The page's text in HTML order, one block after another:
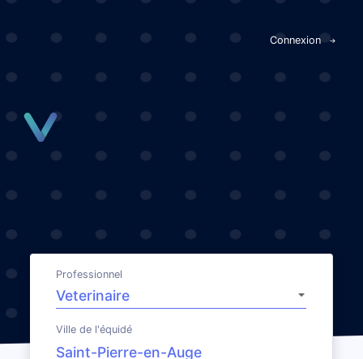
Connexion
Professionnel
Ville de l'équidé